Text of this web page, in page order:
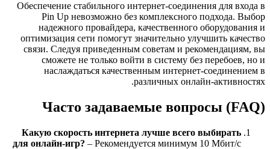
Обеспечение стабильного интернет-соединения для входа в
Pin Up невозможно без комплексного подхода. Выбор
надежного провайдера, качественного оборудования и
оптимизация сети помогут значительно улучшить качество
связи. Следуя приведенным советам и рекомендациям, вы
сможете не только войти в систему без перебоев, но и
наслаждаться качественным интернет-соединением в
различных онлайн-активностях.
Часто задаваемые вопросы (FAQ)
Какую скорость интернета лучше всего выбирать
для онлайн-игр? – Рекомендуется минимум 10 Мбит/с